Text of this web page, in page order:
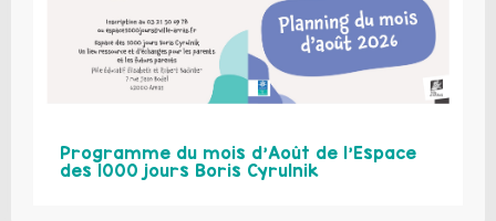
Programme du mois d’Août de l’Espace
des 1000 jours Boris Cyrulnik